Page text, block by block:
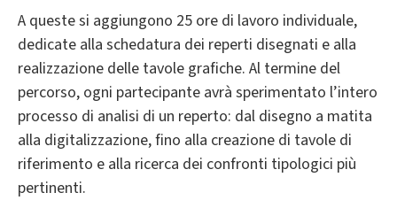
A queste si aggiungono 25 ore di lavoro individuale,
dedicate alla schedatura dei reperti disegnati e alla
realizzazione delle tavole grafiche. Al termine del
percorso, ogni partecipante avrà sperimentato l’intero
processo di analisi di un reperto: dal disegno a matita
alla digitalizzazione, fino alla creazione di tavole di
riferimento e alla ricerca dei confronti tipologici più
pertinenti.